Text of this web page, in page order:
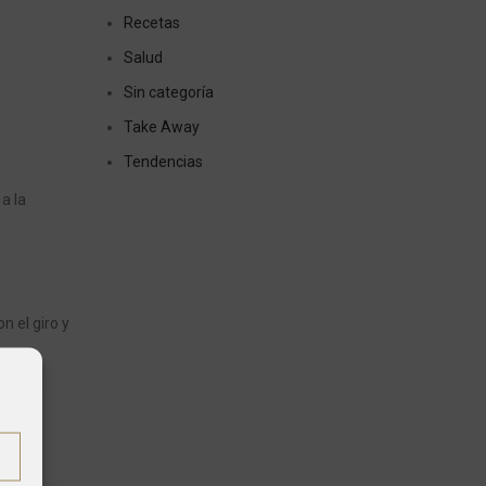
la
el giro y
Recetas
Salud
Sin categoría
Take Away
Tendencias